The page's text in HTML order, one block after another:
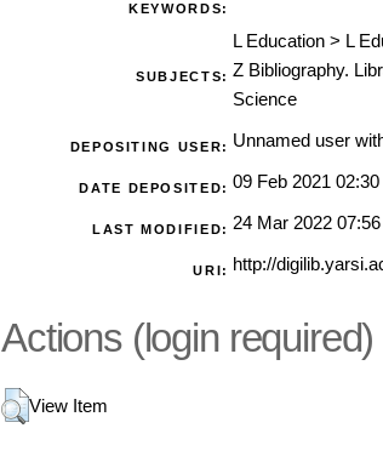
KEYWORDS:
SUBJECTS:
L Education > L
Z Bibliography.
Science
DEPOSITING USER: Unnamed user
DATE DEPOSITED: 09 Feb 2021 02:30
LAST MODIFIED: 24 Mar 2022 07:56
URI: http://
Actions (login required)
View Item